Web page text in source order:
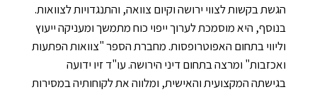
בקשות לצווי ירושה וקיום צוואה, והתנגדויות לצוואות.
היא מוסמכת לערוך ייפוי כוח מתמשך ומעניקה ייעוץ
בתחום האפוטרופסות. מחברת הספר "צוואות הפתעות
ומרצה בתחום דיני הירושה. עו"ד זיו ידועה
המקצועית והאישית, ומלווה את לקוחותיה במסירות